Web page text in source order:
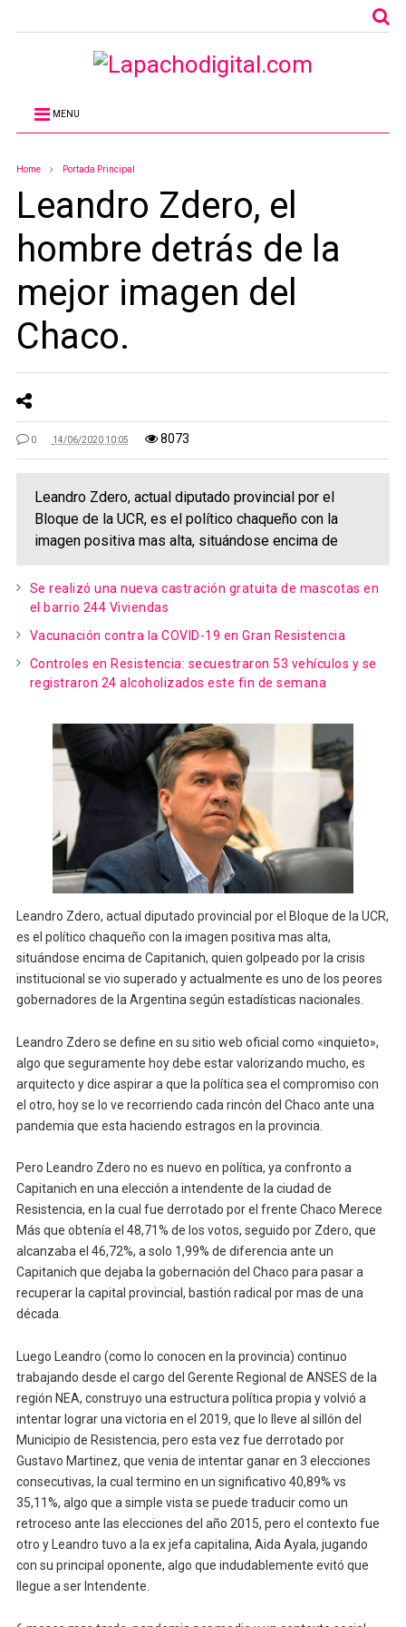
MENU
Home Portada Principal
Leandro Zdero, el
hombre detrás de la
mejor imagen del
Chaco.
0 14/06/2020 10:05 8073
Leandro Zdero, actual diputado provincial por el
Bloque de la UCR, es el político chaqueño con la
imagen positiva mas alta, situándose encima de
Se realizó una nueva castración gratuita de mascotas en
el barrio 244 Viviendas
Vacunación contra la COVID-19 en Gran Resistencia
Controles en Resistencia: secuestraron 53 vehículos y se
registraron 24 alcoholizados este fin de semana
Leandro Zdero, actual diputado provincial por el Bloque de la UCR,
es el político chaqueño con la imagen positiva mas alta,
situándose encima de Capitanich, quien golpeado por la crisis
institucional se vio superado y actualmente es uno de los peores
gobernadores de la Argentina según estadísticas nacionales.
Leandro Zdero se define en su sitio web oficial como «inquieto»,
algo que seguramente hoy debe estar valorizando mucho, es
arquitecto y dice aspirar a que la política sea el compromiso con
el otro, hoy se lo ve recorriendo cada rincón del Chaco ante una
pandemia que esta haciendo estragos en la provincia.
Pero Leandro Zdero no es nuevo en política, ya confronto a
Capitanich en una elección a intendente de la ciudad de
Resistencia, en la cual fue derrotado por el frente Chaco Merece
Más que obtenía el 48,71% de los votos, seguido por Zdero, que
alcanzaba el 46,72%, a solo 1,99% de diferencia ante un
Capitanich que dejaba la gobernación del Chaco para pasar a
recuperar la capital provincial, bastión radical por mas de una
década.
Luego Leandro (como lo conocen en la provincia) continuo
trabajando desde el cargo del Gerente Regional de ANSES de la
región NEA, construyo una estructura política propia y volvió a
intentar lograr una victoria en el 2019, que lo lleve al sillón del
Municipio de Resistencia, pero esta vez fue derrotado por
Gustavo Martinez, que venia de intentar ganar en 3 elecciones
consecutivas, la cual termino en un significativo 40,89% vs
35,11%, algo que a simple vista se puede traducir como un
retroceso ante las elecciones del año 2015, pero el contexto fue
otro y Leandro tuvo a la ex jefa capitalina, Aida Ayala, jugando
con su principal oponente, algo que indudablemente evitó que
llegue a ser Intendente.